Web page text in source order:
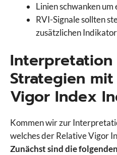
Linien schwanken
RVI-Signale sollten
zusätzlichen
Interpretation
Strategien
Vigor Index
Kommen wir zur
welches der Relative Vigor
Zunächst sind die